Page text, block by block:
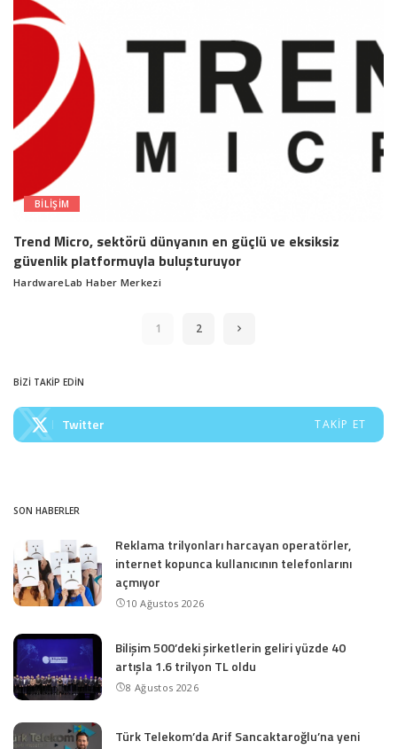
BILIŞIM
Trend Micro, sektörü dünyanın en güçlü ve eksiksiz
güvenlik platformuyla buluşturuyor
Posted
HardwareLab Haber Merkezi
1 2
BİZİ TAKİP EDİN
Twitter TAKIP ET
SON HABERLER
Reklama trilyonları harcayan operatörler,
internet kopunca kullanıcının telefonlarını
açmıyor
10 Ağustos 2026
Bilişim 500’deki şirketlerin geliri yüzde 40
artışla 1.6 trilyon TL oldu
8 Ağustos 2026
Türk Telekom’da Arif Sancaktaroğlu’na yeni